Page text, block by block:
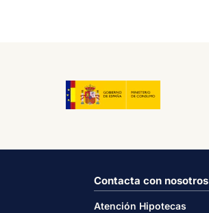
Contacta con nosotros
Atención Hipotecas